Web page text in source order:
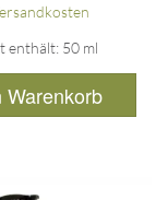
enthält: 50 ml
Warenkorb